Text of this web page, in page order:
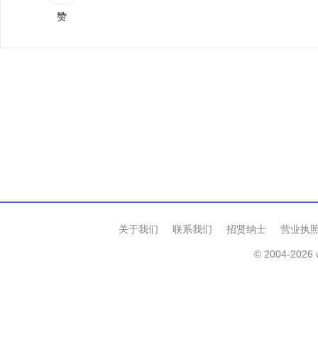
赞
关于我们 联系我们 招贤纳士 营业执
© 2004-2026